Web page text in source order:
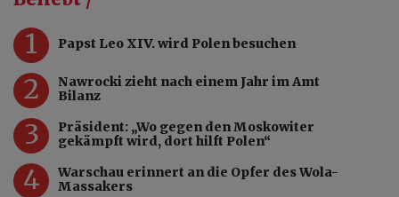
1 Papst Leo XIV. wird Polen besuchen
2
Nawrocki zieht nach einem Jahr im Amt
Bilanz
3
Präsident: „Wo gegen den Moskowiter
gekämpft wird, dort hilft Polen“
4
Warschau erinnert an die Opfer des Wola-
Massakers